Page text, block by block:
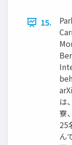
15.
は
寮
25
ん